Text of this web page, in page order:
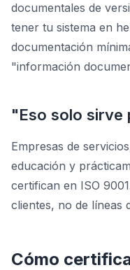
documentales de
tener tu sistema en
documentación
"información
"Eso solo sirve
Empresas de
educación y
certifican en ISO
clientes, no de líneas
Cómo